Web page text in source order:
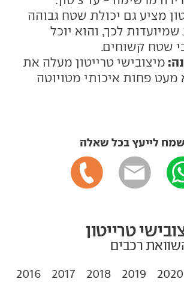
מציע גם יכולת שטח גבוהה
לכך, והוא יוכל
שטח קשוחים.
מיצובישי טרייטון מעלה את
מעט פחות איכותי מטויוטה
לייעץ בכל שאלה
טרייטון
2020
2019
2018
2017
2016